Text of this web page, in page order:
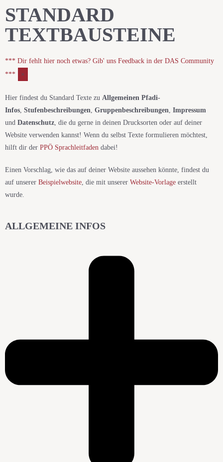
STANDARD
TEXTBAUSTEINE
*** Dir fehlt hier noch etwas? Gib' uns Feedback in der DAS Community
***
×
Hier findest du Standard Texte zu Allgemeinen Pfadi-
Infos Stufenbeschreibungen Gruppenbeschreibungen Impressum
und Datenschutz , die du gerne in deinen Drucksorten oder auf deiner
Website verwenden kannst! Wenn du selbst Texte formulieren möchtest,
hilft dir der PPÖ Sprachleitfaden dabei!
Einen Vorschlag, wie das auf deiner Website aussehen könnte, findest du
auf unserer Beispielwebsite , die mit unserer Website-Vorlage erstellt
wurde.
ALLGEMEINE INFOS